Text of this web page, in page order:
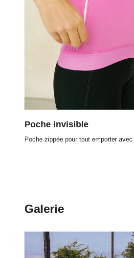
Poche invisible
Poche zippée pour tout emporter avec
Galerie